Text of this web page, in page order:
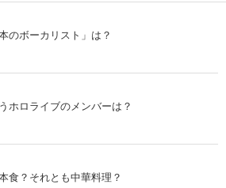
のボーカリスト」は？
ホロライブのメンバーは？
食？それとも中華料理？